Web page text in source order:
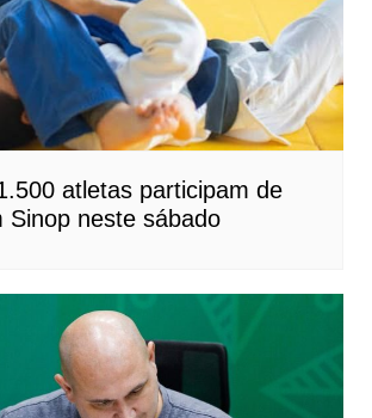
atletas participam de
Sinop neste sábado